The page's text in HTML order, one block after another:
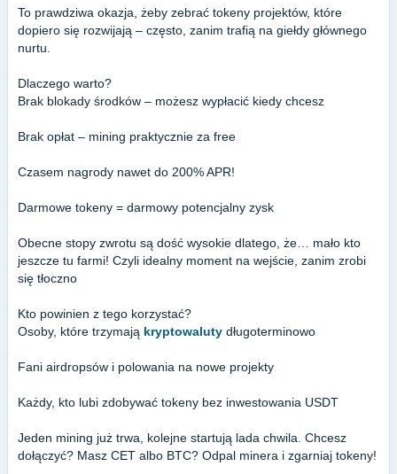
To prawdziwa okazja, żeby zebrać tokeny projektów, które
dopiero się rozwijają – często, zanim trafią na giełdy głównego
nurtu.
Dlaczego warto?
Brak blokady środków – możesz wypłacić kiedy chcesz
Brak opłat – mining praktycznie za free
Czasem nagrody nawet do 200% APR!
Darmowe tokeny = darmowy potencjalny zysk
Obecne stopy zwrotu są dość wysokie dlatego, że… mało kto
jeszcze tu farmi! Czyli idealny moment na wejście, zanim zrobi
się tłoczno
Kto powinien z tego korzystać?
Osoby, które trzymają kryptowaluty długoterminowo
Fani airdropsów i polowania na nowe projekty
Każdy, kto lubi zdobywać tokeny bez inwestowania USDT
Jeden mining już trwa, kolejne startują lada chwila. Chcesz
dołączyć? Masz CET albo BTC? Odpal minera i zgarniaj tokeny!